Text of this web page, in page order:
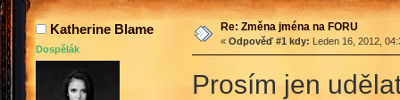
Katherine Blame
Dospělák
Re: Změna jména na FORU
« Odpověď #1 kdy: Leden 16, 2012,
Prosím jen